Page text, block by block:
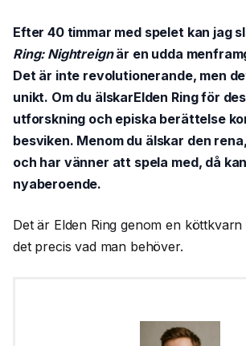
Efter 40 timmar med spelet kan jag
Ring: Nightreignär en udda
Det är inte revolutionerande, men
unikt. Om du älskarElden Ring för
utforskning och episka berättelse
besviken. Menom du älskar den
och har vänner att spela med, då
nyaberoende.
Det är Elden Ring genom en
det precis vad man behöver.